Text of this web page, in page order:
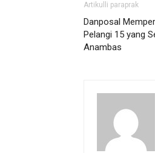
Artikulli paraprak
Danposal
Pelangi 15 yang
Anambas